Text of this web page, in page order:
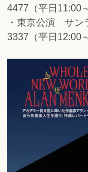
4477（平日11:00
・東京公演 サン
3337（平日12:00